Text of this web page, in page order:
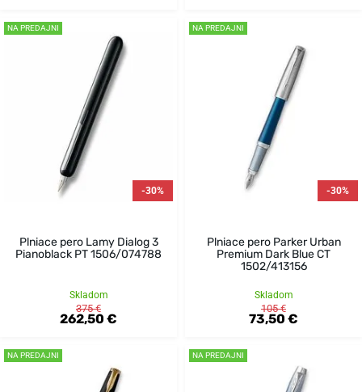
NA PREDAJNI
-30%
Plniace pero Lamy Dialog 3
Pianoblack PT 1506/074788
Skladom
375 €
262,50 €
NA PREDAJNI
-30%
Plniace pero Parker Urban
Premium Dark Blue CT
1502/413156
Skladom
105 €
73,50 €
NA PREDAJNI NA PREDAJNI